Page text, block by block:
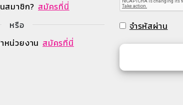
สมาชิก? สมัครที่นี่
หรือ
หน่วยงาน สมัครที่นี่
จำรหัสผ่าน